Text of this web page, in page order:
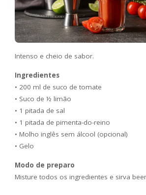
Intenso e cheio de sabor.
Ingredientes
• 200 ml de suco de tomate
• Suco de ½ limão
• 1 pitada de sal
• 1 pitada de pimenta-do-reino
• Molho inglês sem álcool (opcional)
• Gelo
Modo de preparo
Misture todos os ingredientes e sirva